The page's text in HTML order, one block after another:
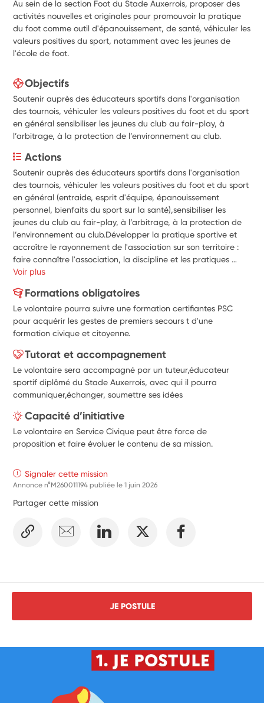
Au sein de la section Foot du Stade Auxerrois, proposer des
activités nouvelles et originales pour promouvoir la pratique
du foot comme outil d'épanouissement, de santé, véhiculer les
valeurs positives du sport, notamment avec les jeunes de
l'école de foot.
Objectifs
Soutenir auprès des éducateurs sportifs dans l'organisation
des tournois, véhiculer les valeurs positives du foot et du sport
en général sensibiliser les jeunes du club au fair-play, à
l’arbitrage, à la protection de l’environnement au club.
Actions
Soutenir auprès des éducateurs sportifs dans l'organisation
des tournois, véhiculer les valeurs positives du foot et du sport
en général (entraide, esprit d'équipe, épanouissement
personnel, bienfaits du sport sur la santé),sensibiliser les
jeunes du club au fair-play, à l’arbitrage, à la protection de
l’environnement au club.Développer la pratique sportive et
accroître le rayonnement de l'association sur son territoire :
faire connaître l'association, la discipline et les pratiques
proposées. Développer la citoyenneté, le vivre ensemble et
des règles dans la vie associative, la pratique et vis à vis de
l'arbitrage. Participer à l'accueil des enfants, des familles, des
adhérents. Assister les entraîneurs lors des cours de football
(installation matériel, animation d’ateliers). Proposer des
rapport avec les valeurs que le club souhaite véhiculer auprès
de ses adhérents
Voir plus
Formations obligatoires
Le volontaire pourra suivre une formation certifiantes PSC
pour acquérir les gestes de premiers secours t d'une
formation civique et citoyenne.
Tutorat et accompagnement
Le volontaire sera accompagné par un tuteur,éducateur
sportif diplômé du Stade Auxerrois, avec qui il pourra
communiquer,échanger, soumettre ses idées
Capacité d’initiative
Le volontaire en Service Civique peut être force de
proposition et faire évoluer le contenu de sa mission.
Signaler cette mission
Annonce n°M260011194 publiée le1 juin 2026
Partager cette mission
JE POSTULE